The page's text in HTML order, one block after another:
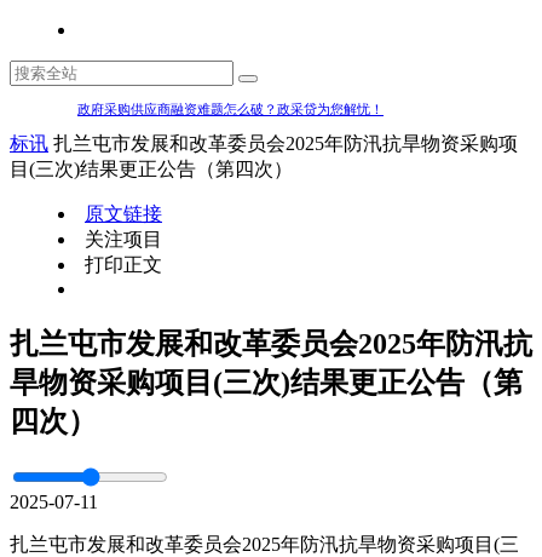
政府采购供应商融资难题怎么破？政采贷为您解忧！
标讯 扎兰屯市发展和改革委员会2025年防汛抗旱物资采购项
目(三次)结果更正公告（第四次）
原文链接
关注项目
打印正文
扎兰屯市发展和改革委员会2025年防汛抗
旱物资采购项目(三次)结果更正公告（第
四次）
2025-07-11
扎兰屯市发展和改革委员会2025年防汛抗旱物资采购项目(三